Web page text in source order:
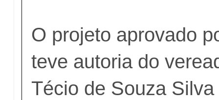
O projeto aprovado
teve autoria do
Técio de Souza